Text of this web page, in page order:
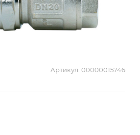
Артикул: 00000015746